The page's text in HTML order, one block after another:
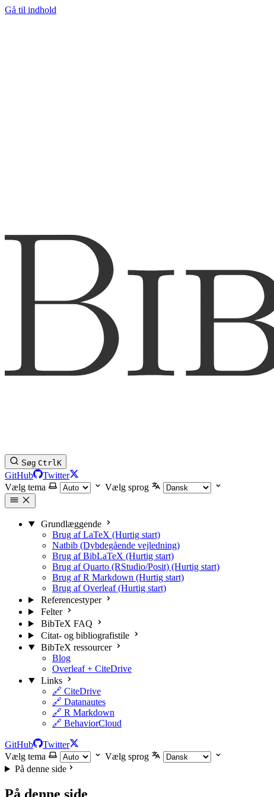
Gå til indhold
Søg CtrlK
GitHub
Twitter
Vælg tema
Vælg sprog
Grundlæggende
Brug af LaTeX (Hurtig start)
Natbib (Dybdegående vejledning)
Brug af BibLaTeX (Hurtig start)
Brug af Quarto (RStudio/Posit) (Hurtig start)
Brug af R Markdown (Hurtig start)
Brug af Overleaf (Hurtig start)
Referencestyper
Felter
BibTeX FAQ
Citat- og bibliografistile
BibTeX ressourcer
Blog
Overleaf + CiteDrive
Links
🔗 CiteDrive
🔗 Datanautes
🔗 R Markdown
🔗 BehaviorCloud
GitHub
Twitter
Vælg tema
Vælg sprog
På denne side